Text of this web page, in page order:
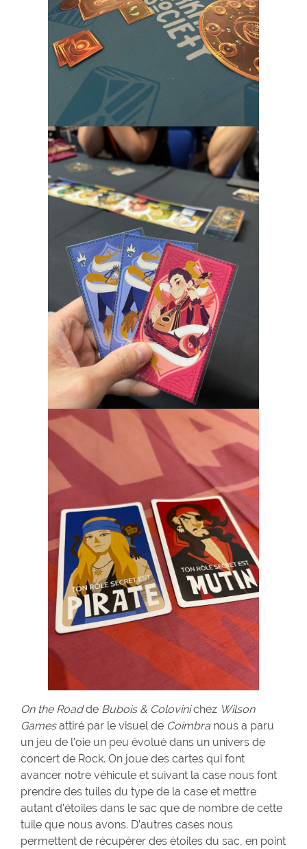
On the Roadde Bubois & Colovinichez Wilson
Gamesattiré par le visuel de Coimbra nous a paru
un jeu de l’oie un peu évolué dans un univers de
concert de Rock. On joue des cartes qui font
avancer notre véhicule et suivant la case nous font
prendre des tuiles du type de la case et mettre
autant d’étoiles dans le sac que de nombre de cette
tuile que nous avons. D’autres cases nous
permettent de récupérer des étoiles du sac, en point